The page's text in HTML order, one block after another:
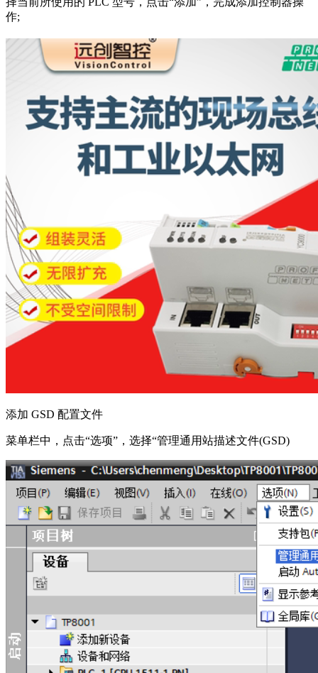
作;
添加 GSD 配置文件
菜单栏中，点击“选项”，选择“管理通用站描述文件(GSD)